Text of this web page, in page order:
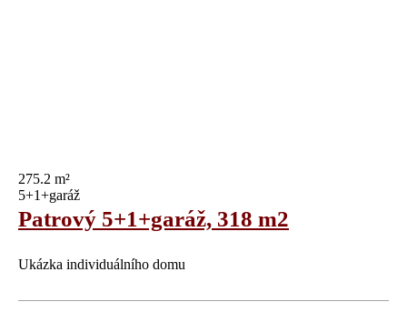
275.2 m²
5+1+garáž
Patrový 5+1+garáž, 318 m2
Ukázka individuálního domu